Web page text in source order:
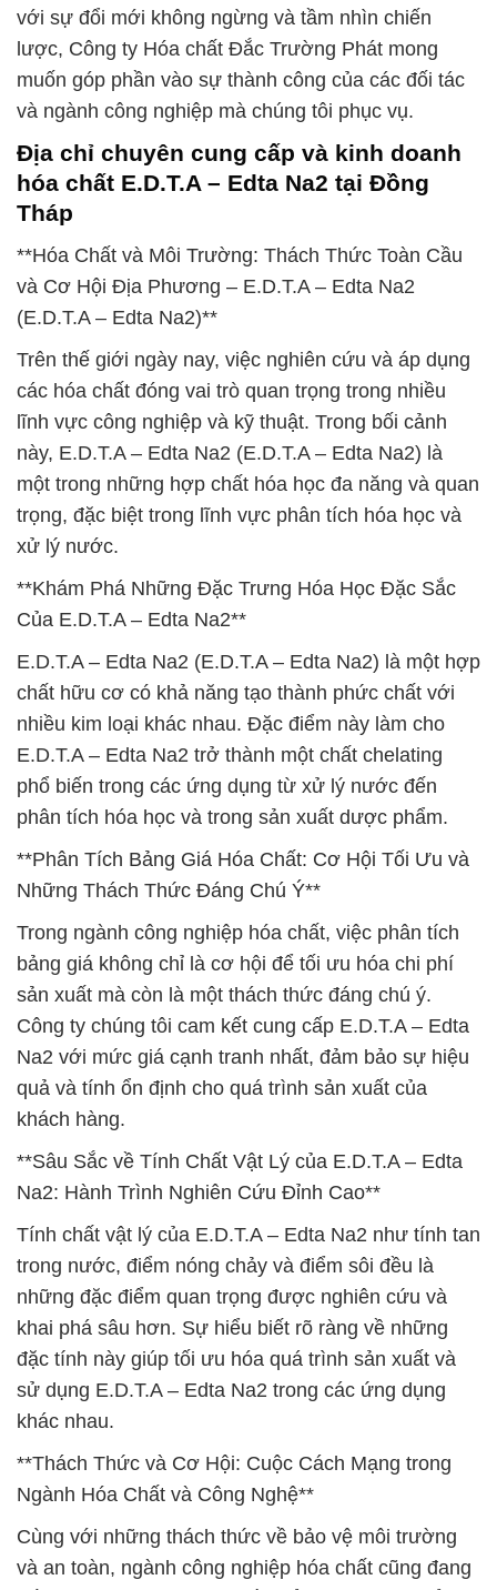
với sự đổi mới không ngừng và tầm nhìn chiến
lược, Công ty Hóa chất Đắc Trường Phát mong
muốn góp phần vào sự thành công của các đối tác
và ngành công nghiệp mà chúng tôi phục vụ.
Địa chỉ chuyên cung cấp và kinh doanh
hóa chất E.D.T.A – Edta Na2 tại Đồng
Tháp
**Hóa Chất và Môi Trường: Thách Thức Toàn Cầu
và Cơ Hội Địa Phương – E.D.T.A – Edta Na2
(E.D.T.A – Edta Na2)**
Trên thế giới ngày nay, việc nghiên cứu và áp dụng
các hóa chất đóng vai trò quan trọng trong nhiều
lĩnh vực công nghiệp và kỹ thuật. Trong bối cảnh
này, E.D.T.A – Edta Na2 (E.D.T.A – Edta Na2) là
một trong những hợp chất hóa học đa năng và quan
trọng, đặc biệt trong lĩnh vực phân tích hóa học và
xử lý nước.
**Khám Phá Những Đặc Trưng Hóa Học Đặc Sắc
Của E.D.T.A – Edta Na2**
E.D.T.A – Edta Na2 (E.D.T.A – Edta Na2) là một hợp
chất hữu cơ có khả năng tạo thành phức chất với
nhiều kim loại khác nhau. Đặc điểm này làm cho
E.D.T.A – Edta Na2 trở thành một chất chelating
phổ biến trong các ứng dụng từ xử lý nước đến
phân tích hóa học và trong sản xuất dược phẩm.
**Phân Tích Bảng Giá Hóa Chất: Cơ Hội Tối Ưu và
Những Thách Thức Đáng Chú Ý**
Trong ngành công nghiệp hóa chất, việc phân tích
bảng giá không chỉ là cơ hội để tối ưu hóa chi phí
sản xuất mà còn là một thách thức đáng chú ý.
Công ty chúng tôi cam kết cung cấp E.D.T.A – Edta
Na2 với mức giá cạnh tranh nhất, đảm bảo sự hiệu
quả và tính ổn định cho quá trình sản xuất của
khách hàng.
**Sâu Sắc về Tính Chất Vật Lý của E.D.T.A – Edta
Na2: Hành Trình Nghiên Cứu Đỉnh Cao**
Tính chất vật lý của E.D.T.A – Edta Na2 như tính tan
trong nước, điểm nóng chảy và điểm sôi đều là
những đặc điểm quan trọng được nghiên cứu và
khai phá sâu hơn. Sự hiểu biết rõ ràng về những
đặc tính này giúp tối ưu hóa quá trình sản xuất và
sử dụng E.D.T.A – Edta Na2 trong các ứng dụng
khác nhau.
**Thách Thức và Cơ Hội: Cuộc Cách Mạng trong
Ngành Hóa Chất và Công Nghệ**
Cùng với những thách thức về bảo vệ môi trường
và an toàn, ngành công nghiệp hóa chất cũng đang